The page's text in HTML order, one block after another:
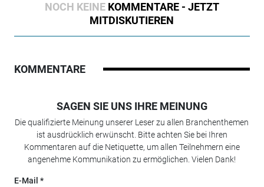
NOCH KEINE KOMMENTARE - JETZT
MITDISKUTIEREN
KOMMENTARE
SAGEN SIE UNS IHRE MEINUNG
Die qualifizierte Meinung unserer Leser zu allen Branchenthemen
ist ausdrücklich erwünscht. Bitte achten Sie bei Ihren
Kommentaren auf die Netiquette, um allen Teilnehmern eine
angenehme Kommunikation zu ermöglichen. Vielen Dank!
E-Mail